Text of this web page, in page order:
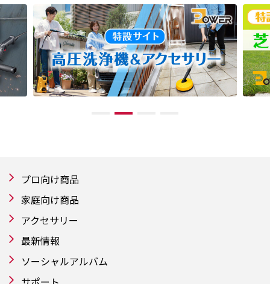
プロ向け商品
家庭向け商品
アクセサリー
最新情報
ソーシャルアルバム